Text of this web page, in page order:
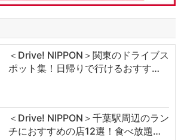
＜Drive! NIPPON＞関東のドライブス
ポット集！日帰りで行けるおすす…
＜Drive! NIPPON＞千葉駅周辺のラン
チにおすすめの店12選！食べ放題…